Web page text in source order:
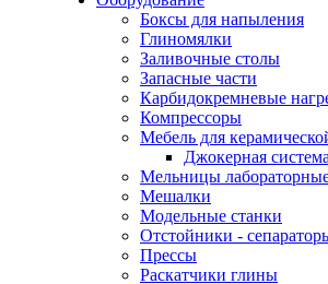
Боксы для напыления
Глиномялки
Заливочные столы
Запасные части
Карбидокремневые
Компрессоры
Мебель для
Джокерная система
Мельницы
Мешалки
Модельные станки
Отстойники -
Прессы
Раскатчики глины